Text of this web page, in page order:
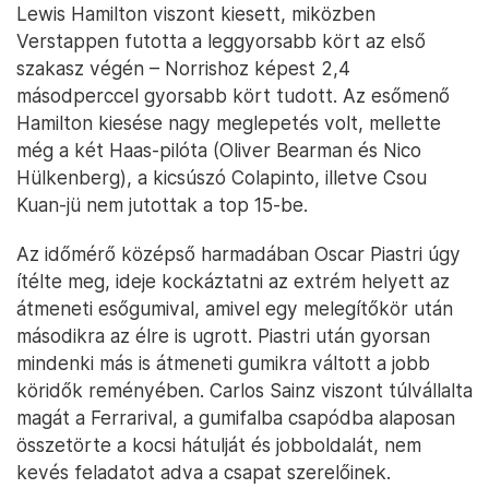
Lewis Hamilton viszont kiesett, miközben
Verstappen futotta a leggyorsabb kört az első
szakasz végén – Norrishoz képest 2,4
másodperccel gyorsabb kört tudott. Az esőmenő
Hamilton kiesése nagy meglepetés volt, mellette
még a két Haas-pilóta (Oliver Bearman és Nico
Hülkenberg), a kicsúszó Colapinto, illetve Csou
Kuan-jü nem jutottak a top 15-be.
Az időmérő középső harmadában Oscar Piastri úgy
ítélte meg, ideje kockáztatni az extrém helyett az
átmeneti esőgumival, amivel egy melegítőkör után
másodikra az élre is ugrott. Piastri után gyorsan
mindenki más is átmeneti gumikra váltott a jobb
köridők reményében. Carlos Sainz viszont túlvállalta
magát a Ferrarival, a gumifalba csapódba alaposan
összetörte a kocsi hátulját és jobboldalát, nem
kevés feladatot adva a csapat szerelőinek.